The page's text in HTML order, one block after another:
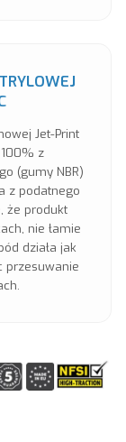
Jet-Print
z
(gumy NBR)
z podatnego
że produkt
nie łamie
działa jak
przesuwanie